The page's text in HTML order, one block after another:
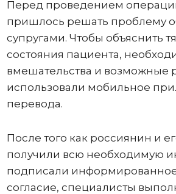
Перед проведением
пришлось решать проблему
супругами. Чтобы объяснить
состояния пациента,
вмешательства и возможные
использовали мобильное
перевода.
После того как россиянин и
получили всю необходимую
подписали
согласие, специалисты